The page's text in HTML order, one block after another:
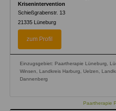
Krisenintervention
Schießgrabenstr. 13
21335 Lüneburg
zum Profil
Einzugsgebiet: Paartherapie Lüneburg,
Winsen, Landkreis Harburg, Uelzen,
Dannenberg
Paartherapie